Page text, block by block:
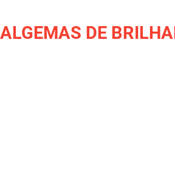
ALGEMAS DEFORMULÁRIO